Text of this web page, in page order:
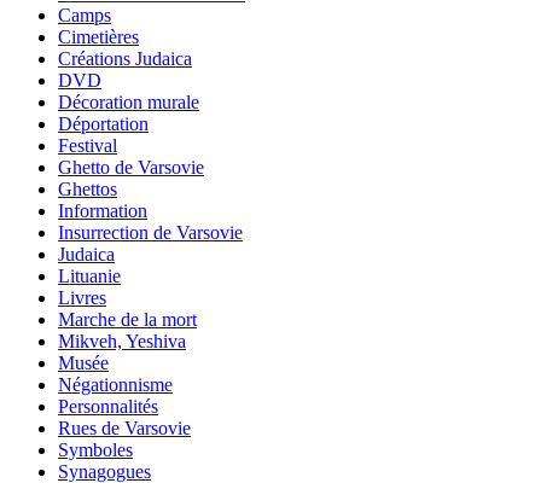
Camps
Cimetières
Créations Judaica
DVD
Décoration murale
Déportation
Festival
Ghetto de Varsovie
Ghettos
Information
Insurrection de Varsovie
Judaica
Lituanie
Livres
Marche de la mort
Mikveh, Yeshiva
Musée
Négationnisme
Personnalités
Rues de Varsovie
Symboles
Synagogues